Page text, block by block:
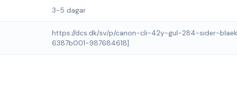
3-5 dagar
https://dcs.dk/sv/p/canon-cli-42y-gul-284-sider-
6387b001-987684618]